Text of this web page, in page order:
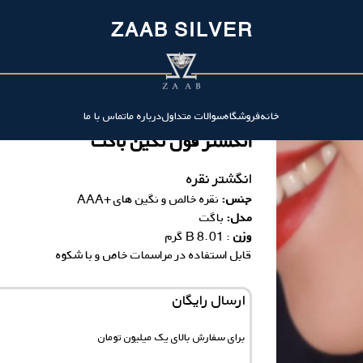
ZAAB SILVER
خانهفروشگاهسوالات متداولدرباره ماتماس با ما
انگشتر فول نگین باگت
انگشتر نقره
جنس: نقره خالص و نگین های +AAA
مدل: باگت
وزن: 8.01 B گرم
قابل استفاده در مراسمات خاص و با شکوه
ارسال رایگان
برای سفارش‌ بالای یک میلیون تومان